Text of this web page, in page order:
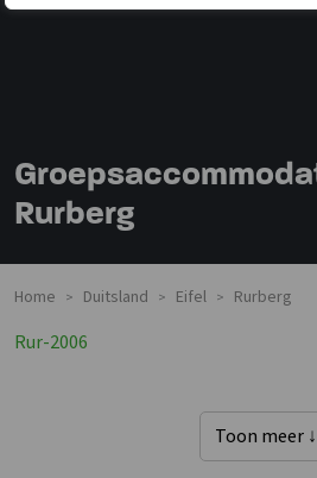
Rurberg
Home > Duitsland > Eifel > Rurberg
Rur-2006
Toon meer ↓